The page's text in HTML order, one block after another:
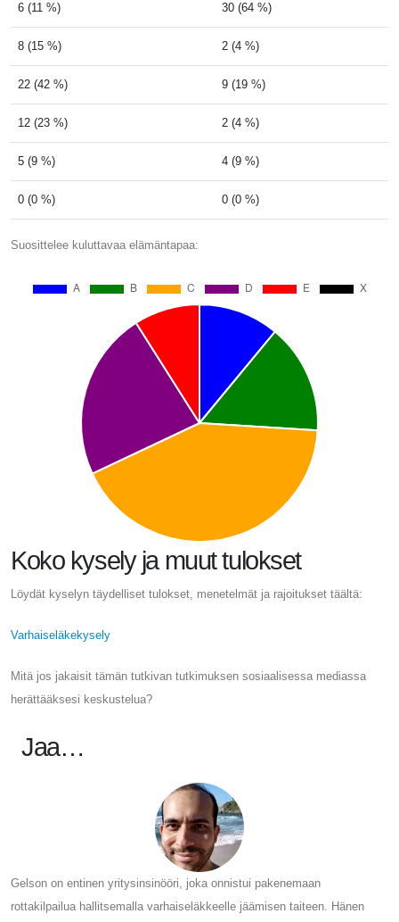
6 (11 %) 30 (64 %)
8 (15 %) 2 (4 %)
22 (42 %) 9 (19 %)
12 (23 %) 2 (4 %)
5 (9 %) 4 (9 %)
0 (0 %) 0 (0 %)
Suosittelee kuluttavaa elämäntapaa:
Koko kysely ja muut tulokset
Löydät kyselyn täydelliset tulokset, menetelmät ja rajoitukset täältä:
Varhaiseläkekysely
Mitä jos jakaisit tämän tutkivan tutkimuksen sosiaalisessa mediassa
herättääksesi keskustelua?
Jaa…
Gelson on entinen yritysinsinööri, joka onnistui pakenemaan
rottakilpailua hallitsemalla varhaiseläkkeelle jäämisen taiteen. Hänen